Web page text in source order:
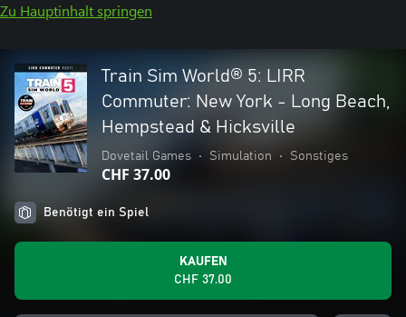
Zu Hauptinhalt springen
Train Sim World® 5: LIRR
Commuter: New York - Long Beach,
Hempstead & Hicksville
Dovetail Games • Simulation • Sonstiges
CHF 37.00
Benötigt ein Spiel
KAUFEN
CHF 37.00